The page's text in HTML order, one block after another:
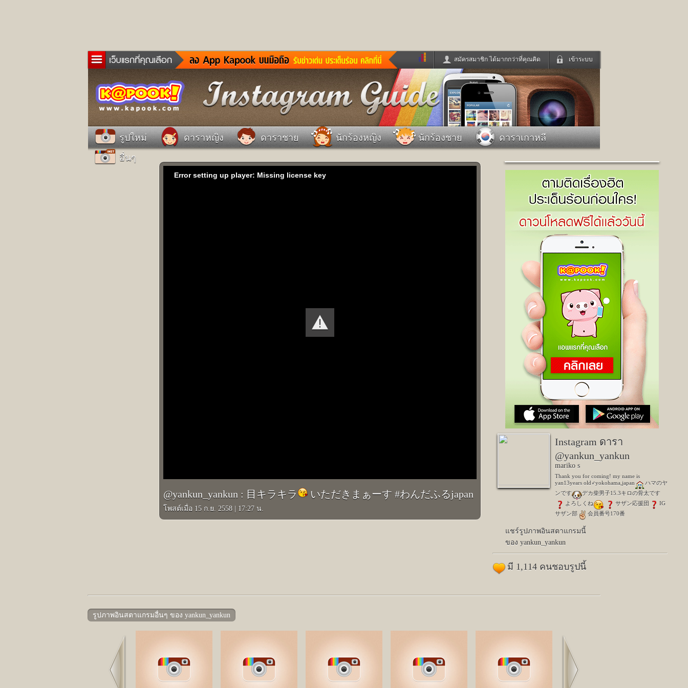
เข้าระบบ
สมัครสมาชิก ได้มากกว่าที่คุณคิด
ข่าวด่วน ข่าวสั้น ข่าวดารา
ดูทีวี
ละคร
หนังใหม่ ฟังเพลง
ฟังวิทยุออนไลน์
เกม
หมากรุกไทย แชทหมากฮอส
Glitter
แต่งงาน
แม่และเด็ก
ดูดวง
ทำนายฝัน สุขภาพ
สัตว์เลี้ยง
ผู้ชาย
ผลบอล บ้านและการตกแต่ง
ท่องเที่ยว
Facebook
เข้าระบบด้วย User Kapook
Email
Password
เข้าระบบด้วย Facebook
รูปใหม่ ดาราหญิง ดาราชาย นักร้องหญิง นักร้องชาย
ดาราเกาหลี
อื่นๆ
Error setting up player: Missing license key
@yankun_yankun : 目キラキラ いただきまぁーす #わんだふるjapan
โพสต์เมื่อ 15 ก.ย. 2558 17:27 น.
Instagram ดารา
@yankun_yankun
mariko s
Thank you for coming! my name is
yan13years old♂yokohama,japan
ハマのヤ
ンです
デカ柴男子15.3キロの骨太です
️よろしくね
サザン応援団
IG
サザン部
️会員番号170番
แชร์รูปภาพอินสตาแกรมนี้
ของ yankun_yankun
มี 1,114 คนชอบรูปนี้
รูปภาพอินสตาแกรมอื่นๆ ของ yankun_yankun